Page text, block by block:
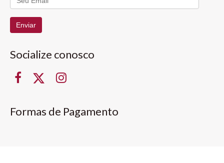
Enviar
Socialize conosco
Formas de Pagamento